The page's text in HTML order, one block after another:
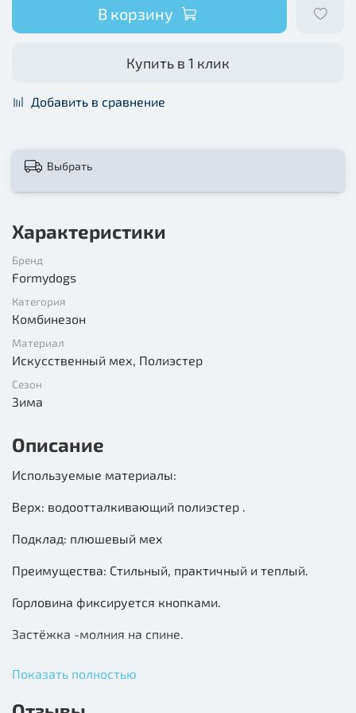
В корзину
Купить в 1 клик
Добавить в сравнение
Выбрать
Характеристики
Бренд
Formydogs
Категория
Комбинезон
Материал
Искусственный мех, Полиэстер
Сезон
Зима
Описание
Используемые материалы:
Верх: водоотталкивающий полиэстер .
Подклад: плюшевый мех
Преимущества: Стильный, практичный и теплый.
Горловина фиксируется кнопками.
Застёжка -молния на спине.
плотности прилегания. Излишки резинки закрыты
карманом.
Показать полностью